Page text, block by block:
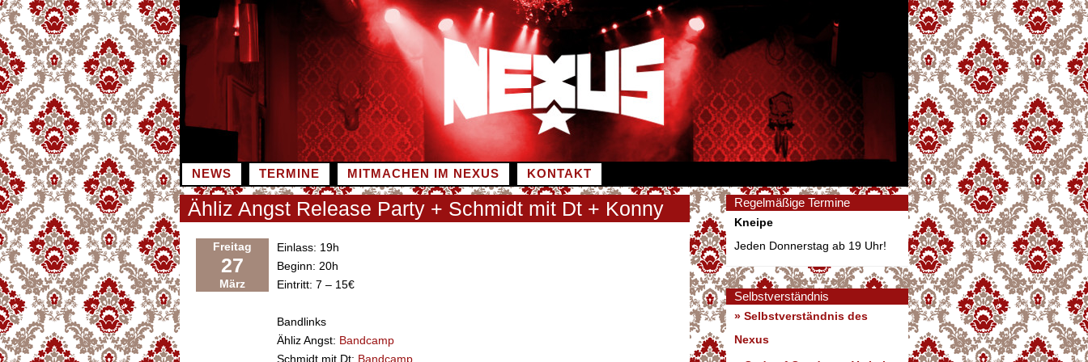
Zum
Inhalt
springen
NEWS TERMINE MITMACHEN IM NEXUS KONTAKT
Ähliz Angst Release Party + Schmidt mit Dt + Konny
Freitag
27
März
Einlass: 19h
Beginn: 20h
Eintritt: 7 – 15€
Bandlinks
Ähliz Angst: Bandcamp
Schmidt mit Dt: Bandcamp
Regelmäßige Termine
Kneipe
Jeden Donnerstag ab 19 Uhr!
Selbstverständnis
» Selbstverständnis des
Nexus